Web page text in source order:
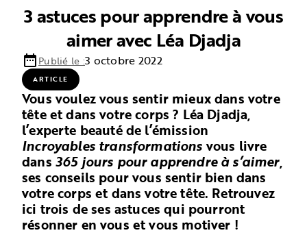
3 astuces pour apprendre à vous
aimer avec Léa Djadja
date_rangePublié le :3 octobre 2022
ARTICLE
Vous voulez vous sentir mieux dans votre
tête et dans votre corps ? Léa Djadja,
l’experte beauté de l’émission
Incroyables transformations vous livre
dans 365 jours pour apprendre à s’aimer,
ses conseils pour vous sentir bien dans
votre corps et dans votre tête. Retrouvez
ici trois de ses astuces qui pourront
résonner en vous et vous motiver !